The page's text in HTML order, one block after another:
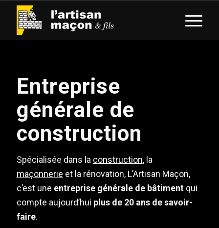
Entreprise
générale de
construction
Spécialisée dans la construction, la
maçonnerie et la rénovation, L’Artisan Maçon,
c’est une entreprise générale de bâtimentqui
compte aujourd’hui plus de 20 ans de savoir-
faire.